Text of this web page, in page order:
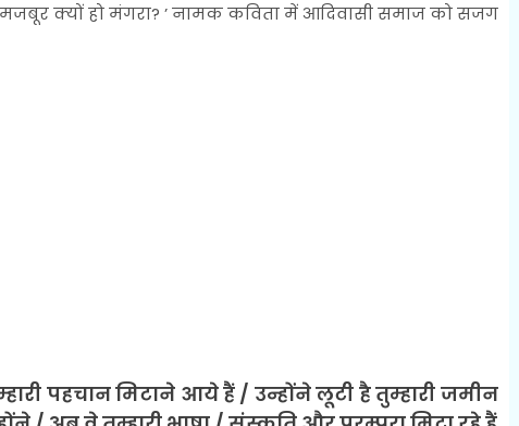
क्यों हो मंगरा? ’ नामक कविता में आदिवासी समाज को सजग
पहचान मिटाने आये हैं / उन्होंने लूटी है तुम्हारी जमीन